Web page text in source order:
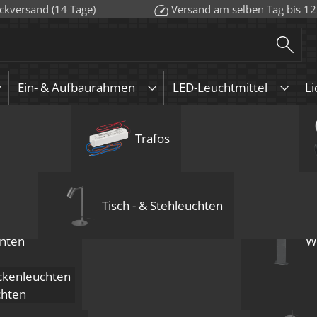
(14 Tage) Versand am selben Tag bis
Aufbauleuchten
Einbau-
Wandleuchten
Ein- & Aufbaurahmen
Pendelleuchten
Tisch - & Stehleuchten
LED-Leuchtmittel
GU10 GU5.3 /
KNX
Aufbauleuchten LED-
Trafos
Forma
eckig forma-EM
ab
15,99€